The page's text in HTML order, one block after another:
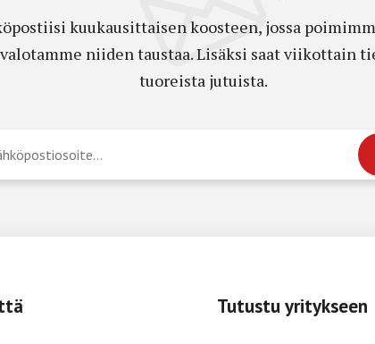
kuukausittaisen koosteen, jossa
niiden taustaa. Lisäksi saat viikottain
tuoreista jutuista.
Tutustu yritykseen